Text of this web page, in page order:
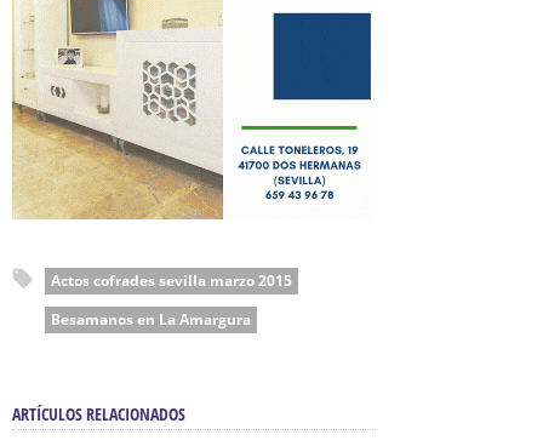
Actos cofrades sevilla marzo 2015
Besamanos en La Amargura
ARTÍCULOS RELACIONADOS